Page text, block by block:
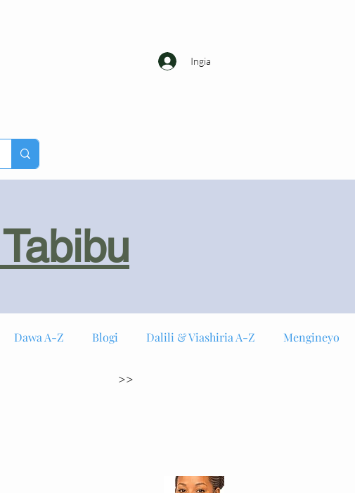
Ingia
Dawa A-Z Blogi Dalili & Viashiria A-Z Mengineyo
>>